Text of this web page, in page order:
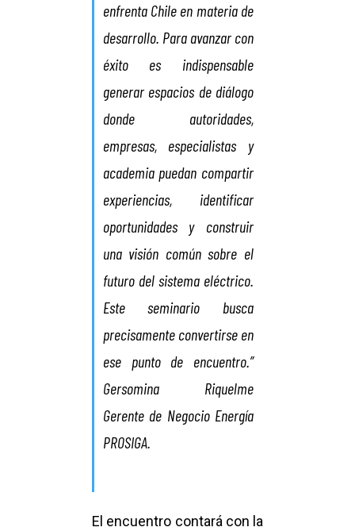
enfrenta Chile en materia de
desarrollo. Para avanzar con
éxito es indispensable
generar espacios de diálogo
donde autoridades,
empresas, especialistas y
academia puedan compartir
experiencias, identificar
oportunidades y construir
una visión común sobre el
futuro del sistema eléctrico.
Este seminario busca
precisamente convertirse en
ese punto de encuentro.”
Gersomina Riquelme
Gerente de Negocio Energía
PROSIGA.
El encuentro contará con la